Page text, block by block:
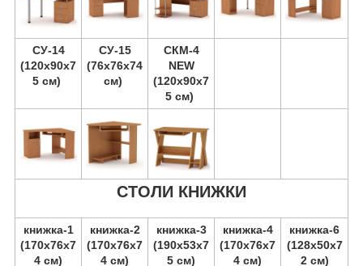
СУ-14
(120х90х7
5 см)
СУ-15
(76х76х74
см)
СКМ-4
NEW
(120х90х7
5 см)
СТОЛИ КНИЖКИ
книжка-1
(170х76х7
4 см)
книжка-2
(170х76х7
4 см)
книжка-3
(190х53х7
5 см)
книжка-4
(170х76х7
4 см)
книжка-6
(128х50х7
2 см)